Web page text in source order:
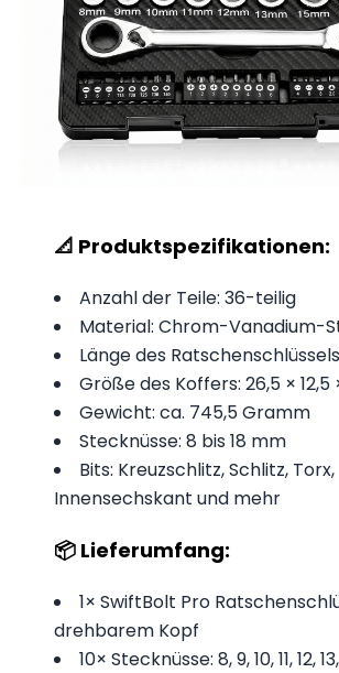
📐 Produktspezifikationen:
Anzahl der Teile: 36-teilig
Material: Chrom-Vanadium-
Länge des
Größe des Koffers: 26,5 × 12,5
Gewicht: ca. 745,5 Gramm
Stecknüsse: 8 bis 18 mm
Bits: Kreuzschlitz, Schlitz, Torx,
Innensechskant und mehr
📦 Lieferumfang:
1× SwiftBolt Pro
drehbarem Kopf
10× Stecknüsse: 8, 9, 10, 11, 12,